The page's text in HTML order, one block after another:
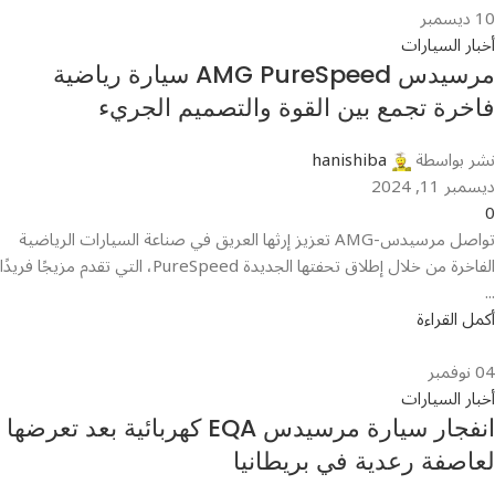
10ديسمبر
أخبار السيارات
مرسيدس AMG PureSpeed سيارة رياضية
فاخرة تجمع بين القوة والتصميم الجريء
نشر بواسطة hanishiba
ديسمبر 11, 2024
0
تواصل مرسيدس-AMG تعزيز إرثها العريق في صناعة السيارات الرياضية
الفاخرة من خلال إطلاق تحفتها الجديدة PureSpeed، التي تقدم مزيجًا فريدًا
...
أكمل القراءة
04نوفمبر
أخبار السيارات
انفجار سيارة مرسيدس EQA كهربائية بعد تعرضها
لعاصفة رعدية في بريطانيا